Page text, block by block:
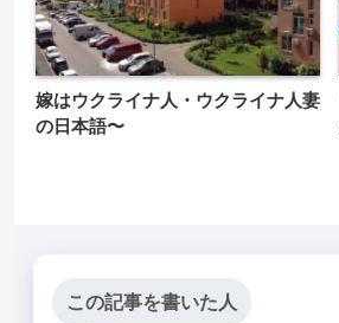
嫁はウクライナ人・ウクライナ人妻
の日本語〜
この記事を書いた人